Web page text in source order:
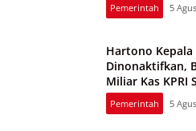
Pemerintah 5
Hartono Kepala
Dinonaktifkan,
Miliar Kas KPRI
Pemerintah 5